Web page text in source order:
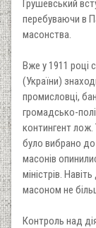
Грушевський
перебуваючи в
масонства.
Вже у 1911 році
(України)
промисловці,
громадсько-
контингент лож.
було вибрано
масонів
міністрів.
масоном не
Контроль над